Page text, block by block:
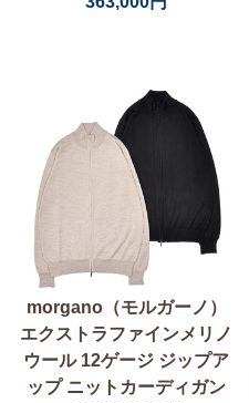
morgano（モルガーノ）
エクストラファインメリノ
ウール 12ゲージ ジップア
ップ ニットカーディガン